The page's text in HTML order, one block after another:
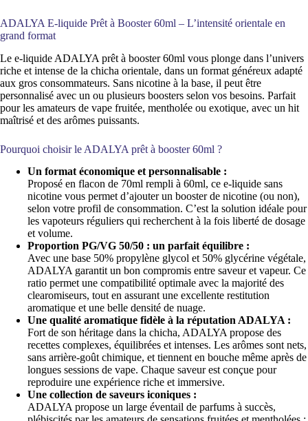
ADALYA E-liquide Prêt à Booster 60ml – L’intensité orientale en
grand format
Le e-liquide ADALYA prêt à booster 60ml vous plonge dans l’univers
riche et intense de la chicha orientale, dans un format généreux adapté
aux gros consommateurs. Sans nicotine à la base, il peut être
personnalisé avec un ou plusieurs boosters selon vos besoins. Parfait
pour les amateurs de vape fruitée, mentholée ou exotique, avec un hit
maîtrisé et des arômes puissants.
Pourquoi choisir le ADALYA prêt à booster 60ml ?
Un format économique et personnalisable :
Proposé en flacon de 70ml rempli à 60ml, ce e-liquide sans
nicotine vous permet d’ajouter un booster de nicotine (ou non),
selon votre profil de consommation. C’est la solution idéale pour
les vapoteurs réguliers qui recherchent à la fois liberté de dosage
et volume.
Proportion PG/VG 50/50 : un parfait équilibre :
Avec une base 50% propylène glycol et 50% glycérine végétale,
ADALYA garantit un bon compromis entre saveur et vapeur. Ce
ratio permet une compatibilité optimale avec la majorité des
clearomiseurs, tout en assurant une excellente restitution
aromatique et une belle densité de nuage.
Une qualité aromatique fidèle à la réputation ADALYA :
Fort de son héritage dans la chicha, ADALYA propose des
recettes complexes, équilibrées et intenses. Les arômes sont nets,
sans arrière-goût chimique, et tiennent en bouche même après de
longues sessions de vape. Chaque saveur est conçue pour
reproduire une expérience riche et immersive.
Une collection de saveurs iconiques :
ADALYA propose un large éventail de parfums à succès,